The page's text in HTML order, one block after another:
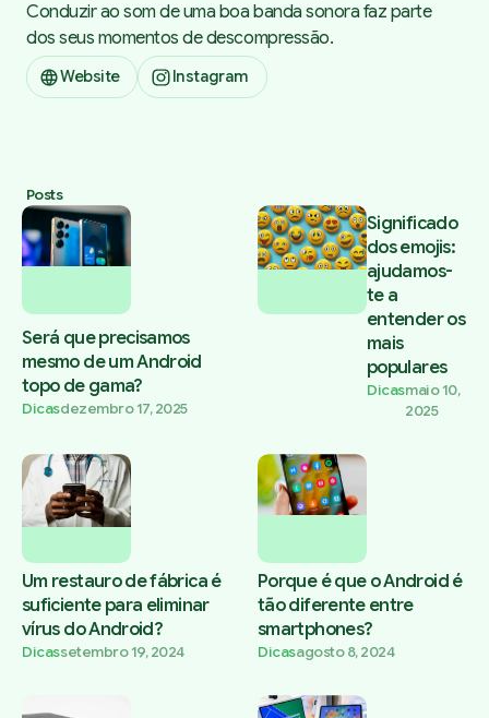
Conduzir ao som de uma boa banda sonora faz parte
dos seus momentos de descompressão.
Website Instagram
Posts
Será que precisamos
mesmo de um Android
topo de gama?
Dicasdezembro 17, 2025
Significado
dos emojis:
ajudamos-
te a
entender os
mais
populares
Dicasmaio 10,
2025
Um restauro de fábrica é
suficiente para eliminar
vírus do Android?
Dicassetembro 19, 2024
Porque é que o Android é
tão diferente entre
smartphones?
Dicasagosto 8, 2024